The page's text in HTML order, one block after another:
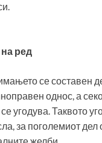
ред
се составен
однос, а
угодува. Таквото
за поголемиот